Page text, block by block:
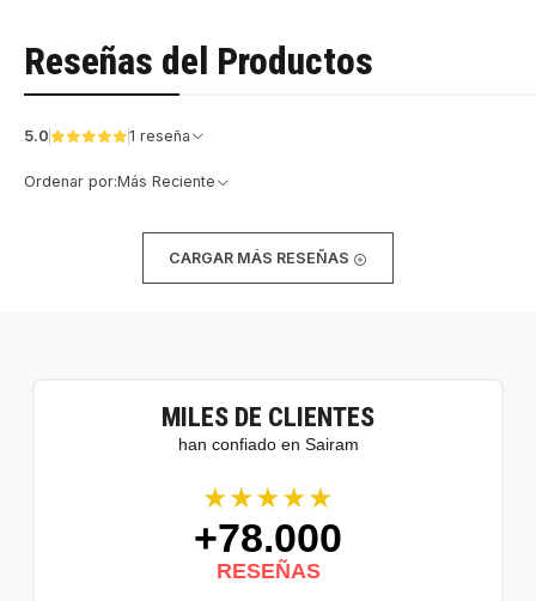
Reseñas del Productos
5.0 1 reseña
Ordenar por:Más Reciente
CARGAR MÁS RESEÑAS
MILES DE CLIENTES
han confiado en Sairam
★★★★★
+78.000
RESEÑAS